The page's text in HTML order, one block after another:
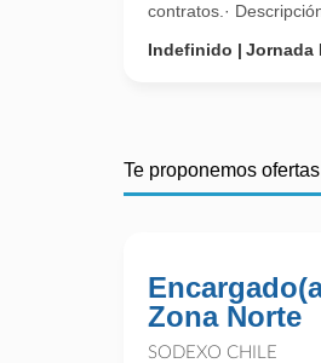
contratos.· Descripción
Indefinido
Jornada
Te proponemos
Zona Norte
SODEXO CHILE